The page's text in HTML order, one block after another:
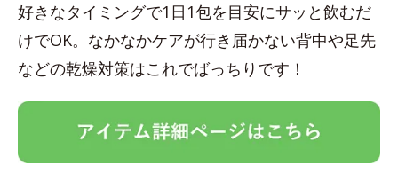
好きなタイミングで1日1包を目安にサッと飲むだ
けでOK。なかなかケアが行き届かない背中や足先
などの乾燥対策はこれでばっちりです！